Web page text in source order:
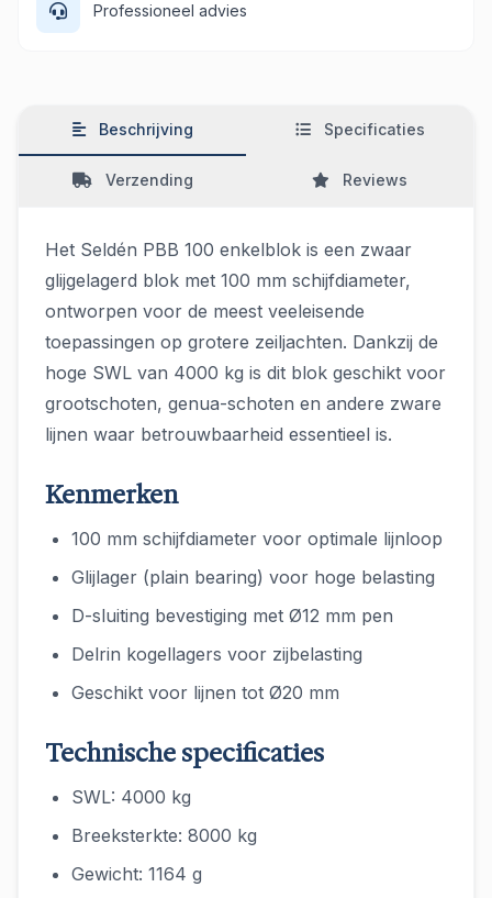
Professioneel advies
Beschrijving Specificaties
Verzending Reviews
Het Seldén PBB 100 enkelblok is een zwaar
glijgelagerd blok met 100 mm schijfdiameter,
ontworpen voor de meest veeleisende
toepassingen op grotere zeiljachten. Dankzij de
hoge SWL van 4000 kg is dit blok geschikt voor
grootschoten, genua-schoten en andere zware
lijnen waar betrouwbaarheid essentieel is.
Kenmerken
100 mm schijfdiameter voor optimale lijnloop
Glijlager (plain bearing) voor hoge belasting
D-sluiting bevestiging met Ø12 mm pen
Delrin kogellagers voor zijbelasting
Geschikt voor lijnen tot Ø20 mm
Technische specificaties
SWL: 4000 kg
Breeksterkte: 8000 kg
Gewicht: 1164 g